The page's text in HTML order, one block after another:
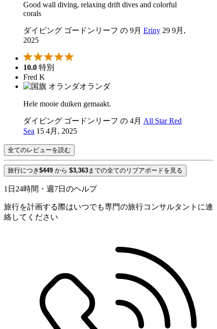
Good wall diving, relaxing drift dives and colorful
corals
ダイビング ゴードンリーフ の 9月 Eriny 29 9月,
2025
10.0 特別
Fred K
オランダ
Hele mooie duiken gemaakt.
ダイビング ゴードンリーフ の 4月 All Star Red
Sea 15 4月, 2025
全てのレビューを読む
旅行につき $449 から $3,363までの全てのリブアボードを見る
1日24時間・週7日のヘルプ
旅行を計画する際はいつでも専門の旅行コンサルタントに連
絡してください